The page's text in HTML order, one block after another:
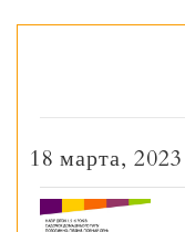
18 марта, 2023